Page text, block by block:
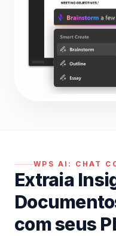
WPS AI: CHAT
Extraia
com seus